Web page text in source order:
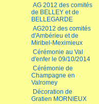
AG 2012 des comités
de BELLEY et de
BELLEGARDE
AG2012 des comités
d'Ambérieu et de
Miribel-Meximieux
Cérémonie au Val
d'enfer le 09/10/2014
Cérémonie de
Champagne en
Valromey
Décoration de
Gratien MORNIEUX